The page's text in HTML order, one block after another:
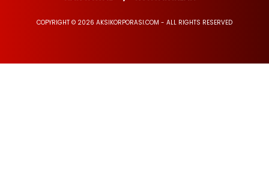
COPYRIGHT © 2026 AKSIKORPORASI.COM - ALL RIGHTS RESERVED